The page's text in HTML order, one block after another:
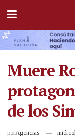
Muere
de los
porAgencias